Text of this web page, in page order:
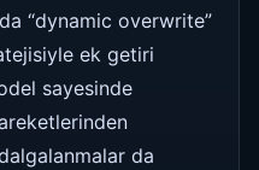
“dynamic overwrite”
ek getiri
sayesinde
da